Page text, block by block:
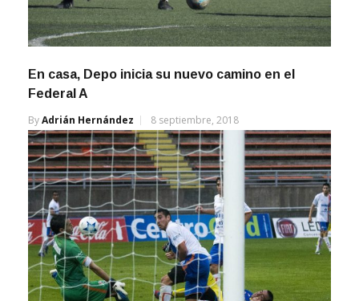
En casa, Depo inicia su nuevo camino en el
Federal A
ByAdrián Hernández 8 septiembre, 2018